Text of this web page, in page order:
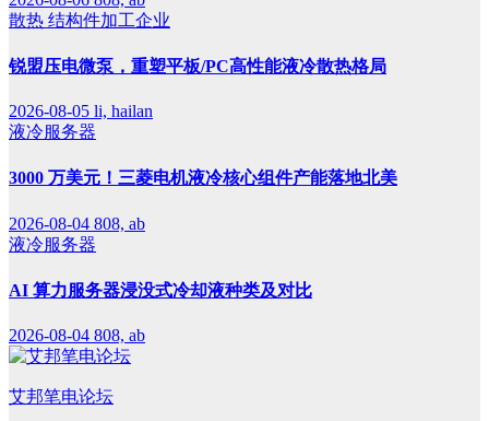
散热 结构件加工企业
锐盟压电微泵，重塑平板/PC高性能液冷散热格局
2026-08-05 li, hailan
液冷服务器
3000 万美元！三菱电机液冷核心组件产能落地北美
2026-08-04 808, ab
液冷服务器
AI 算力服务器浸没式冷却液种类及对比
2026-08-04 808, ab
艾邦笔电论坛